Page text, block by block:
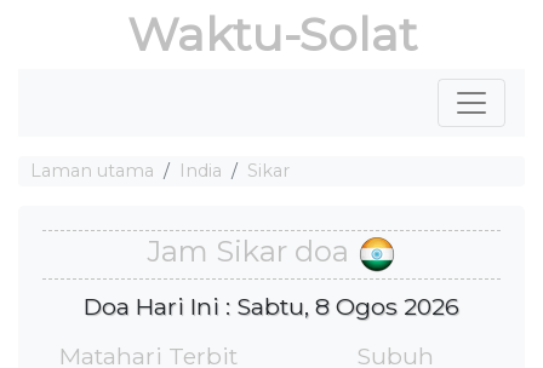
Waktu-Solat
Laman utama India Sikar
Jam Sikar doa
Doa Hari Ini : Sabtu, 8 Ogos 2026
Matahari Terbit
Subuh